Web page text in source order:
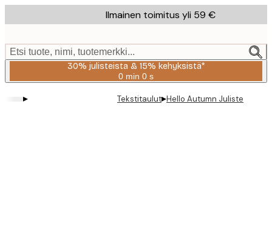
to
content.
Ilmainen toimitus yli 59 €
Etsi tuote, nimi, tuotemerkki...
30% julisteista & 15% kehyksistä*
0 min 0 s
Voimassa
2026-
▸ Tekstitaulut▸Hello Autumn Juliste